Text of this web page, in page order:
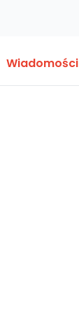
Wiadomości